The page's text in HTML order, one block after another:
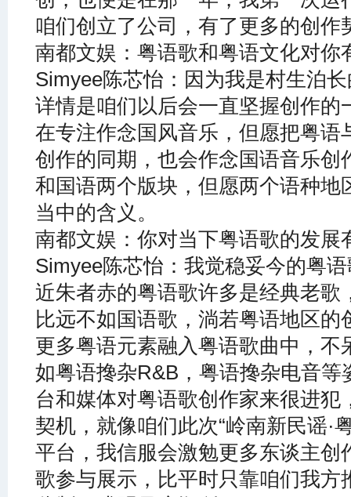
咱们创立了公司，有了更多的创作
南都文娱：粤语歌和粤语文化对你
Simyee陈芯怡：因为我是村生泊
详情是咱们以后会一直坚握创作的
在专注作念国风音乐，但愿把粤语
创作的同期，也会作念国语音乐创
和国语两个版块，但愿两个语种地
当中的含义。
南都文娱：你对当下粤语歌的发展
Simyee陈芯怡：我觉稳妥今的粤
近朱者赤的粤语歌许多是经典老歌
比远不如国语歌，淌若粤语地区
更多粤语元素融入粤语歌曲中，不
如粤语搀杂R&B，粤语搀杂电音
台和媒体对粤语歌创作家来很进
契机，就像咱们此次“岭南新民谣·
平台，我信服会激勉更多东谈主创
歌参与展示，比平时只靠咱们我方